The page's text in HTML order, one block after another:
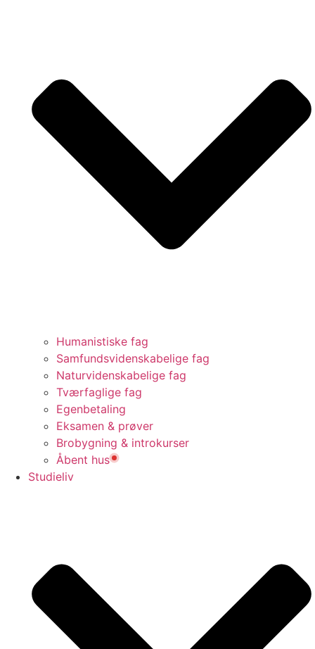
Humanistiske fag
Samfundsvidenskabelige fag
Naturvidenskabelige fag
Tværfaglige fag
Egenbetaling
Eksamen & prøver
Brobygning & introkurser
Åbent hus
Studieliv